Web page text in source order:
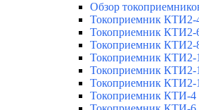
Обзор
Токоприемник КТИ2-
Токоприемник КТИ2-
Токоприемник КТИ2-
Токоприемник КТИ2-
Токоприемник КТИ2-
Токоприемник КТИ2-
Токоприемник КТИ-4